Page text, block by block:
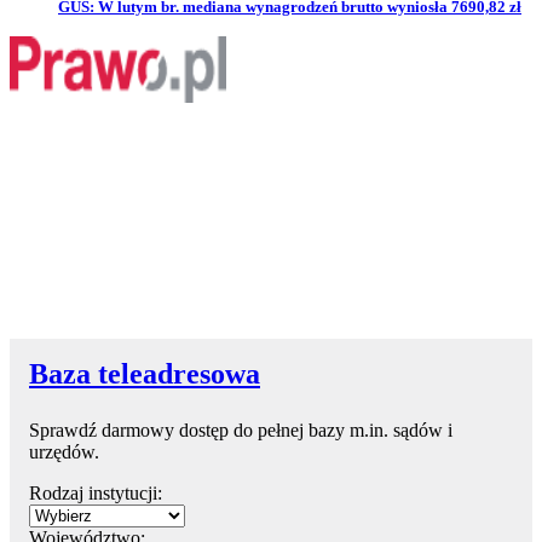
Przejdź do artykułu:
GUS: W lutym br. mediana wynagrodzeń brutto wyniosła 7690,82 zł
Baza teleadresowa
Sprawdź darmowy dostęp do pełnej bazy m.in. sądów i
urzędów.
Rodzaj instytucji:
Województwo: